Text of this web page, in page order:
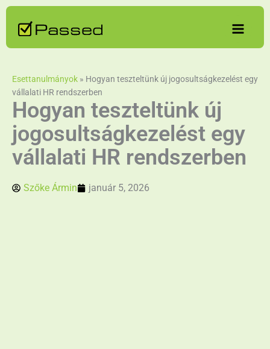
Skip
content
Esettanulmányok » Hogyan teszteltünk új jogosultságkezelést egy
vállalati HR rendszerben
Hogyan teszteltünk új
jogosultságkezelést egy
vállalati HR rendszerben
Szőke Ármin január 5, 2026